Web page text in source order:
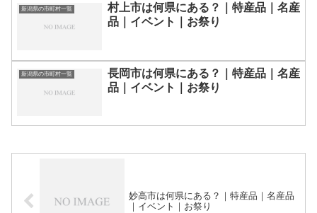
新潟県の市町村一覧
村上市は何県にある？｜特産品｜名産
品｜イベント｜お祭り
新潟県の市町村一覧
長岡市は何県にある？｜特産品｜名産
品｜イベント｜お祭り
妙高市は何県にある？｜特産品｜名産品
｜イベント｜お祭り